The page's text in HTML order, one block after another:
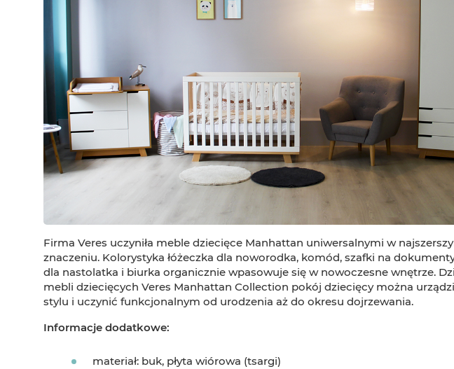
Firma Veres uczyniła meble dziecięce Manhattan uniwersalnymi w
znaczeniu. Kolorystyka łóżeczka dla noworodka, komód, szafki na
dla nastolatka i biurka organicznie wpasowuje się w nowoczesne wnętrze.
mebli dziecięcych Veres Manhattan Collection pokój dziecięcy można
stylu i uczynić funkcjonalnym od urodzenia aż do okresu dojrzewania.
Informacje dodatkowe:
materiał: buk, płyta wiórowa (tsargi)